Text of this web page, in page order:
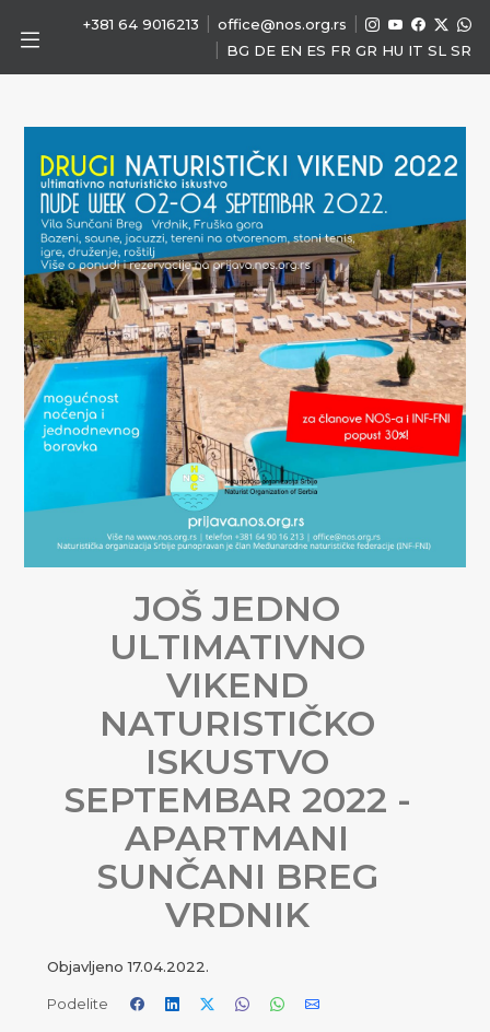
+381 64 9016213 office@nos.org.rs
BG DE EN ES FR GR HU IT SL SR
JOŠ JEDNO
ULTIMATIVNO
VIKEND
NATURISTIČKO
ISKUSTVO
SEPTEMBAR 2022 -
APARTMANI
SUNČANI BREG
VRDNIK
Objavljeno17.04.2022.
Podelite